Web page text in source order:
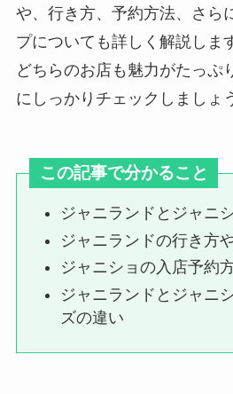
嵐グッズ
相場や口
点・売れ
紹介！Aぇ
や脱退につ
buy王の口
まれない
はどうな
や、行き方、予約方法、さら
プについても詳しく解説しま
どちらのお店も魅力がたっぷ
にしっかりチェックしましょ
この記事で分かること
ジャニランドとジャニ
ジャニランドの行き方
ジャニショの入店予約
ジャニランドとジャニ
ズの違い